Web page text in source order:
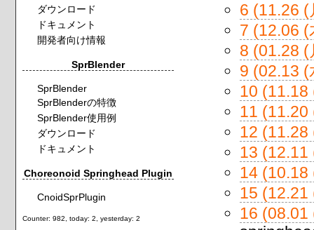
6 (11.26
7 (12.06
8 (01.28
9 (02.13
10 (11.18
11 (11.20
12 (11.28
13 (12.11
14 (10.18
15 (12.21
16 (08.01
ダウンロード
ドキュメント
開発者向け情報
SprBlender
SprBlender
SprBlenderの特徴
SprBlender使用例
ダウンロード
ドキュメント
Choreonoid Springhead Plugin
CnoidSprPlugin
Counter: 982, today: 2, yesterday: 2